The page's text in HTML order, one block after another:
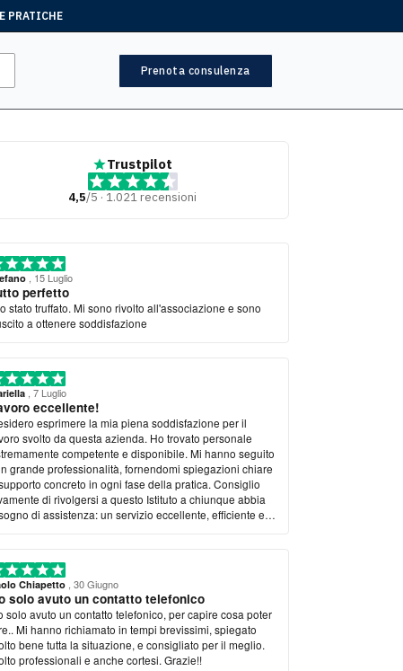
PRATICHE
Prenota consulenza
Trustpilot
4,5/5 · 1.021 recensioni
, 15 Luglio
perfetto
stato truffato. Mi sono rivolto all'associazione e sono
a ottenere soddisfazione
, 7 Luglio
eccellente!
esprimere la mia piena soddisfazione per il
svolto da questa azienda. Ho trovato personale
competente e disponibile. Mi hanno seguito
grande professionalità, fornendomi spiegazioni chiare
concreto in ogni fase della pratica. Consiglio
di rivolgersi a questo Istituto a chiunque abbia
di assistenza: un servizio eccellente, efficiente e
Chiapetto , 30 Giugno
solo avuto un contatto telefonico
solo avuto un contatto telefonico, per capire cosa poter
Mi hanno richiamato in tempi brevissimi, spiegato
bene tutta la situazione, e consigliato per il meglio.
professionali e anche cortesi. Grazie!!